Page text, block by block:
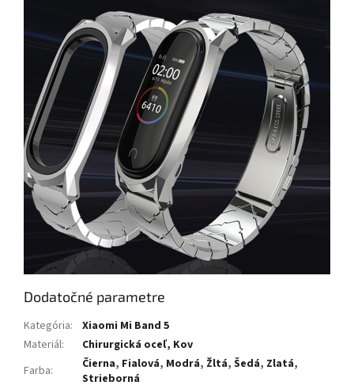
Dodatočné parametre
Kategória:
Xiaomi Mi Band 5
Materiál:
Chirurgická oceľ, Kov
Farba: Čierna, Fialová, Modrá, Žltá, Šedá, Zlatá,
Strieborná